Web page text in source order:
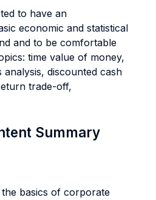
to have an
economic and statistical
and to be comfortable
time value of money,
analysis, discounted cash
trade-off,
Summary
basics of corporate